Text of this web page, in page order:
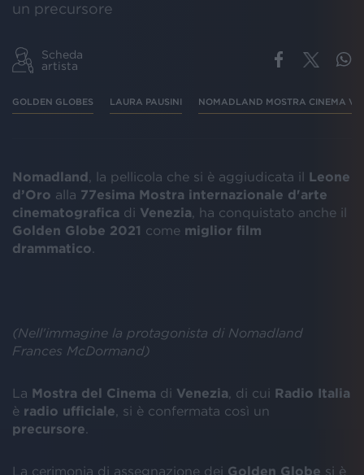
un precursore
Scheda
artista
GOLDEN GLOBES LAURA PAUSINI NOMADLAND MOSTRA CINEMA
Nomadland , la pellicola che si è aggiudicata il Leone
d’Oro alla 77esima Mostra internazionale d'arte
cinematografica di Venezia , ha conquistato anche il
Golden Globe 2021 come miglior film
drammatico
(Nell'immagine la protagonista di Nomadland
Frances McDormand)
La Mostra del Cinema di Venezia , di cui Radio Italia
è radio ufficiale , si è confermata così un
precursore
La cerimonia di assegnazione dei Golden Globe si è